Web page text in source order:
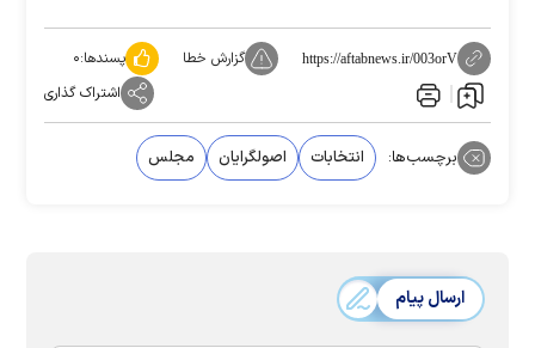
https://aftabnews.ir/003orV گزارش خطا پسندها:۰
اشتراک گذاری
برچسب‌ها: انتخابات اصولگرایان مجلس
ارسال پیام